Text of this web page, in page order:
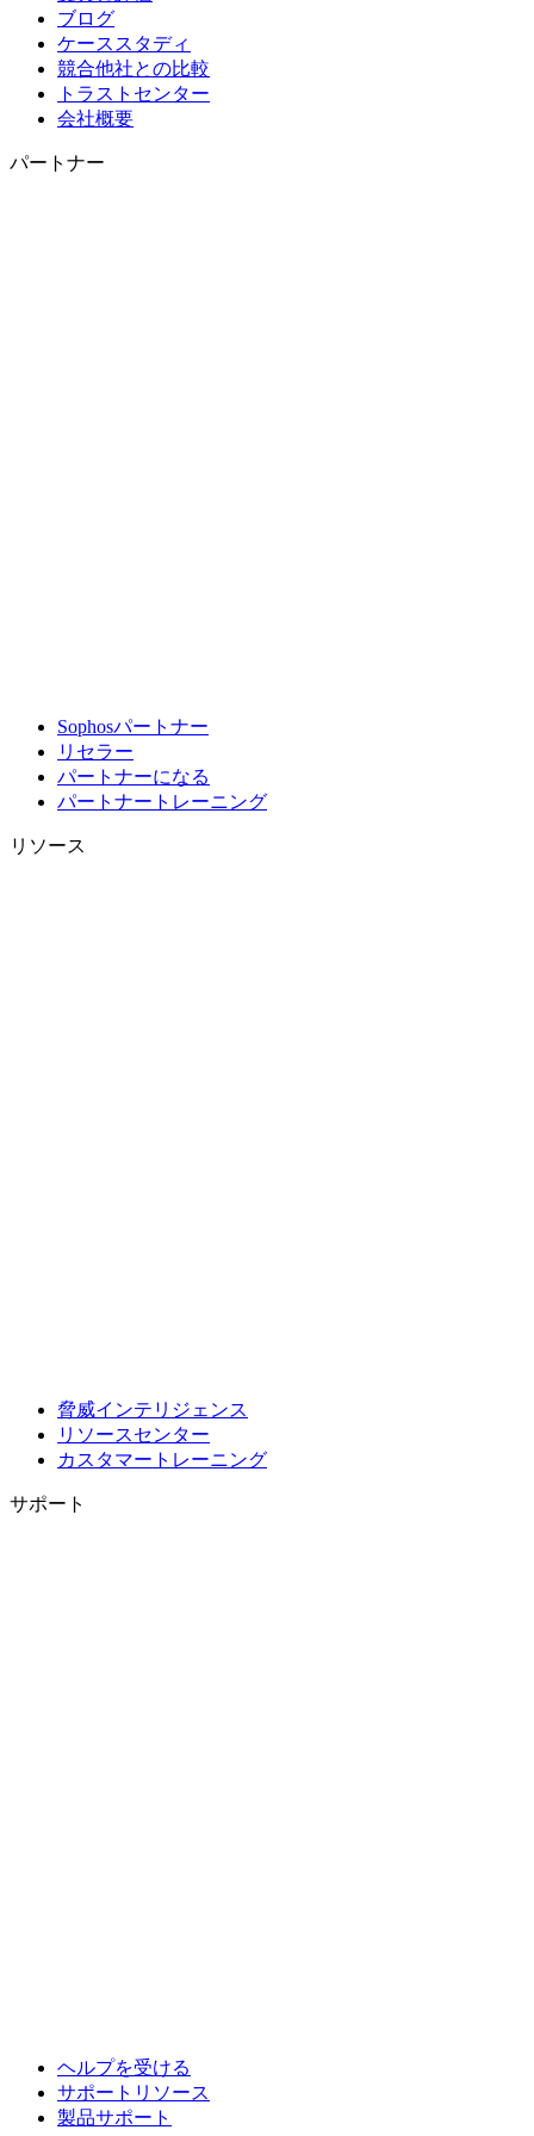
ブログ
ケーススタディ
競合他社との比較
トラストセンター
会社概要
パートナー
Sophosパートナー
リセラー
パートナーになる
パートナートレーニング
リソース
脅威インテリジェンス
リソースセンター
カスタマートレーニング
サポート
ヘルプを受ける
サポートリソース
製品サポート